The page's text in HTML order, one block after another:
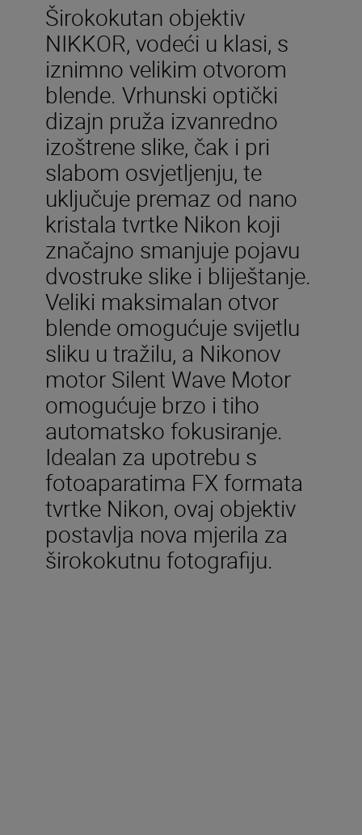
Širokokutan objektiv
NIKKOR, vodeći u klasi, s
iznimno velikim otvorom
blende. Vrhunski optički
dizajn pruža izvanredno
izoštrene slike, čak i pri
slabom osvjetljenju, te
uključuje premaz od nano
kristala tvrtke Nikon koji
značajno smanjuje pojavu
dvostruke slike i bliještanje.
Veliki maksimalan otvor
blende omogućuje svijetlu
sliku u tražilu, a Nikonov
motor Silent Wave Motor
omogućuje brzo i tiho
automatsko fokusiranje.
Idealan za upotrebu s
fotoaparatima FX formata
tvrtke Nikon, ovaj objektiv
postavlja nova mjerila za
širokokutnu fotografiju.